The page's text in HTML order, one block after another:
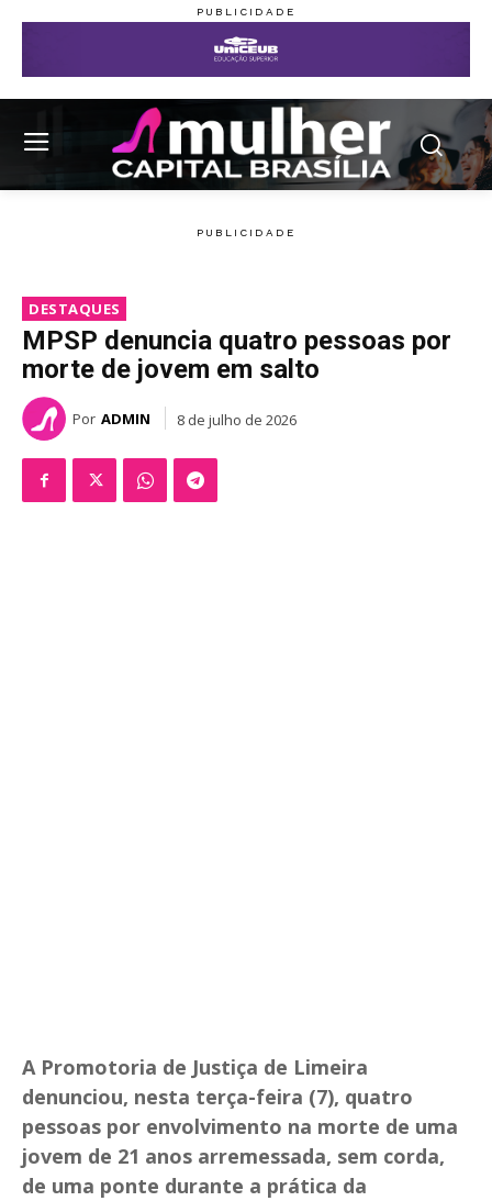
DESTAQUES
MPSP denuncia quatro pessoas por
morte de jovem em salto
Por ADMIN 8 de julho de 2026
A Promotoria de Justiça de Limeira
denunciou, nesta terça-feira (7), quatro
pessoas por envolvimento na morte de uma
jovem de 21 anos arremessada, sem corda,
de uma ponte durante a prática da